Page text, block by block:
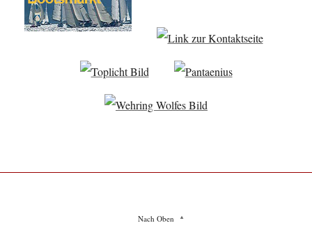
Nach Oben